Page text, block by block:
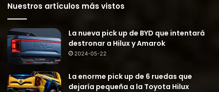
Nuestros artículos más vistos
La nueva pick up de BYD que intentará
destronar a Hilux y Amarok
2024-05-22
La enorme pick up de 6 ruedas que
dejaría pequeña a la Toyota Hilux